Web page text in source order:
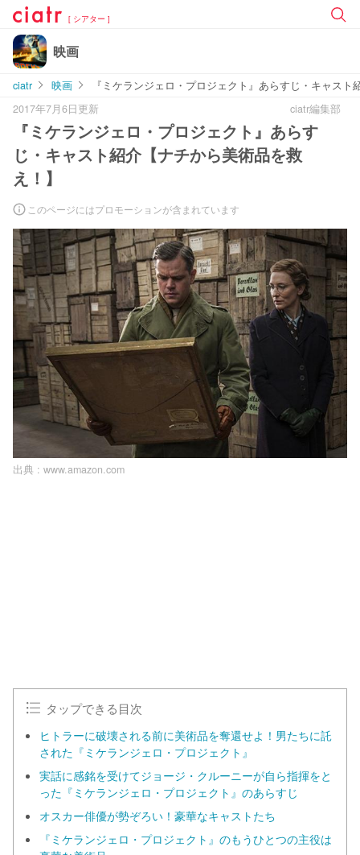
[ シアター ]
映画
ciatr 映画
『ミケランジェロ・プロジェクト』あらすじ・キャス
2017年7月6日更新
ciatr編集部
『ミケランジェロ・プロジェクト』あらす
じ・キャスト紹介【ナチから美術品を救
え！】
このページにはプロモーションが含まれています
出典 : www.amazon.com
タップできる目次
ヒトラーに破壊される前に美術品を奪還せよ！男たちに託
された『ミケランジェロ・プロジェクト』
実話に感銘を受けてジョージ・クルーニーが自ら指揮をと
った『ミケランジェロ・プロジェクト』のあらすじ
オスカー俳優が勢ぞろい！豪華なキャストたち
『ミケランジェロ・プロジェクト』のもうひとつの主役は